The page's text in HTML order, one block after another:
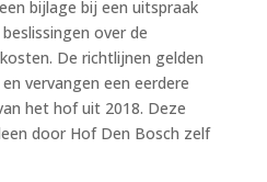
bijlage bij een uitspraak
over de
De richtlijnen gelden
vervangen een eerdere
het hof uit 2018. Deze
door Hof Den Bosch zelf